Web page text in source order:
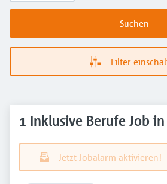
Suchen
Filter
1 Inklusive Berufe Job
Jetzt Jobalarm aktivieren!